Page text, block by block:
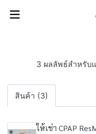
3 ผลลัพธ์สำหรับ
สินค้า (3)
ให้เช่า CPAP